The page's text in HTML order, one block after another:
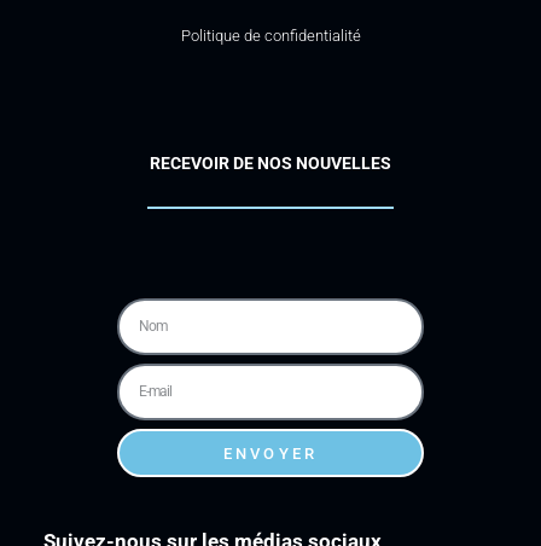
Politique de confidentialité
RECEVOIR DE NOS NOUVELLES
ENVOYER